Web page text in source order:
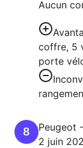
Aucun
coffre, 5
porte
8 Peugeot -
2 juin